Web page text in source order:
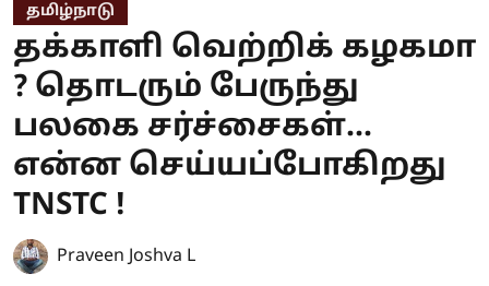
தமிழ்நாடு
தக்காளி வெற்றிக் கழகமா
? தொடரும் பேருந்து
பலகை சர்ச்சைகள்...
என்ன செய்யப்போகிறது
TNSTC !
Praveen Joshva L